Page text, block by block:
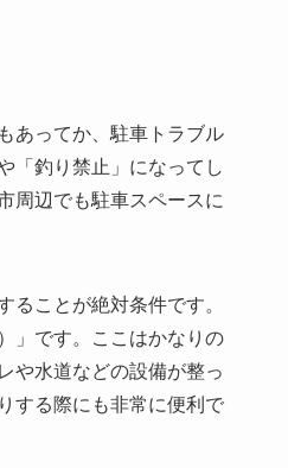
あってか、駐車トラブル
「釣り禁止」になってし
周辺でも駐車スペースに
ることが絶対条件です。
」です。ここはかなりの
や水道などの設備が整っ
する際にも非常に便利で